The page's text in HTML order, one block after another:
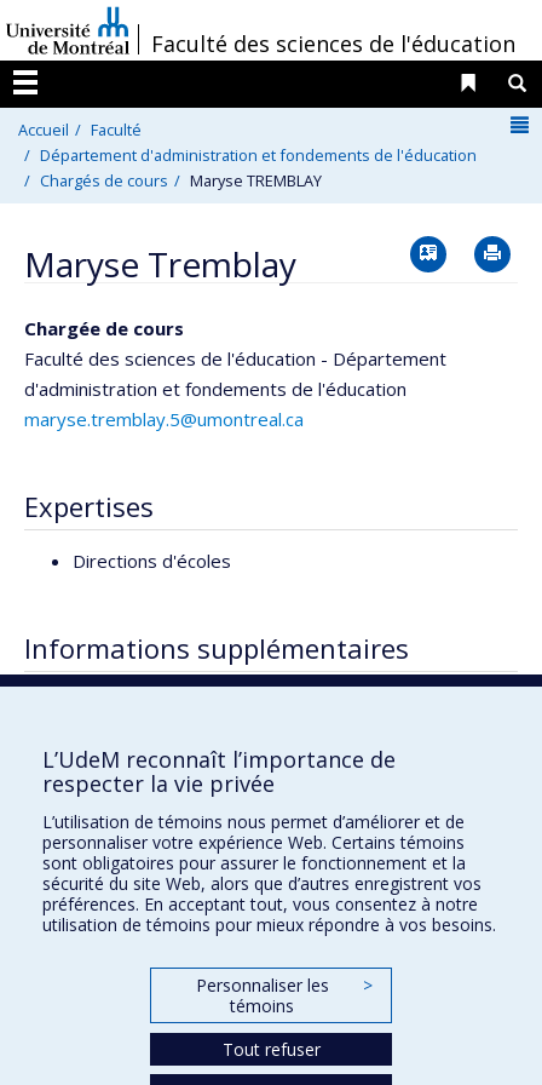
au
contenu
/Faculté des sciences de l'éducation
Menu
Liens
Accueil
Faculté
Département d'administration et fondements de l'éducation
Chargés de cours
Maryse TREMBLAY
Maryse Tremblay Vcard
Chargée de cours
Faculté des sciences de l'éducation - Département
d'administration et fondements de l'éducation
maryse.tremblay.5@umontreal.ca
Expertises
Directions d'écoles
Informations supplémentaires
Faculté des sciences de l'éducation
Pavillon Marie-Victorin
90, avenue Vincent-d'Indy
Montréal (Québec) H2V 2S9
L’UdeM reconnaît l’importance de
respecter la vie privée
L’utilisation de témoins nous permet d’améliorer et de
personnaliser votre expérience Web. Certains témoins
sont obligatoires pour assurer le fonctionnement et la
sécurité du site Web, alors que d’autres enregistrent vos
préférences. En acceptant tout, vous consentez à notre
utilisation de témoins pour mieux répondre à vos besoins.
Personnaliser les
témoins
>
Tout refuser